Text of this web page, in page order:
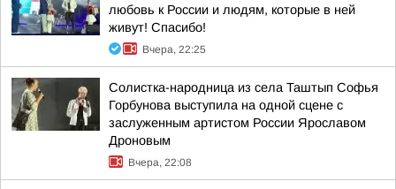
любовь к России и людям, которые в ней
живут! Спасибо!
Вчера, 22:25
Солистка-народница из села Таштып Софья
Горбунова выступила на одной сцене с
заслуженным артистом России Ярославом
Дроновым
Вчера, 22:08